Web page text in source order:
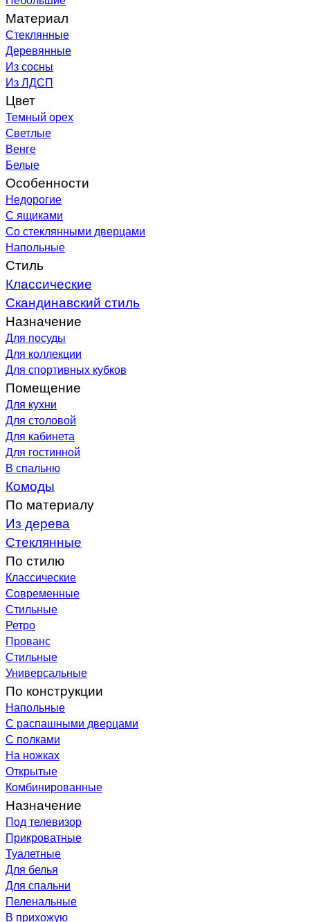
Материал
Стеклянные
Деревянные
Из сосны
Из ЛДСП
Цвет
Темный орех
Светлые
Венге
Белые
Особенности
Недорогие
С ящиками
Со стеклянными дверцами
Напольные
Стиль
Классические
Скандинавский стиль
Назначение
Для посуды
Для коллекции
Для спортивных кубков
Помещение
Для кухни
Для столовой
Для кабинета
Для гостинной
В спальню
Комоды
По материалу
Из дерева
Стеклянные
По стилю
Классические
Современные
Стильные
Ретро
Прованс
Стильные
Универсальные
По конструкции
Напольные
С распашными дверцами
С полками
На ножках
Открытые
Комбинированные
Назначение
Под телевизор
Прикроватные
Туалетные
Для белья
Для спальни
Пеленальные
В прихожую